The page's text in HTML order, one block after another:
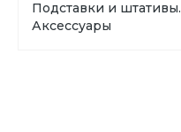
Подставки и штативы.
Аксессуары